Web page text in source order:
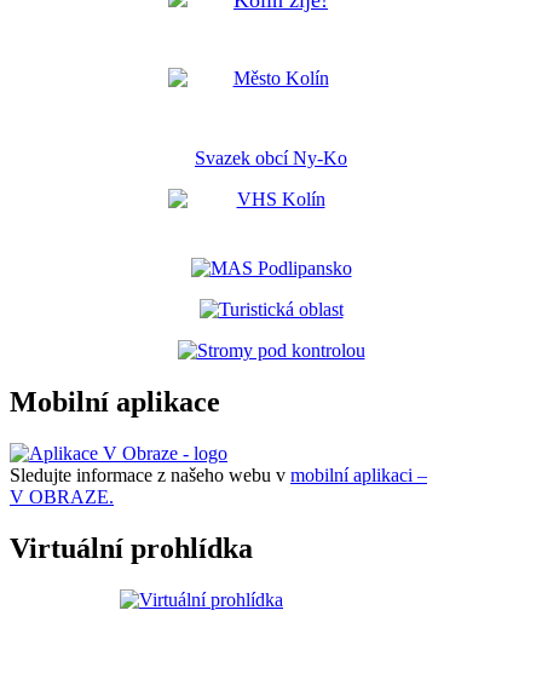
Svazek obcí Ny-Ko
Mobilní aplikace
Sledujte informace z našeho webu v mobilní aplikaci –
V OBRAZE.
Virtuální prohlídka